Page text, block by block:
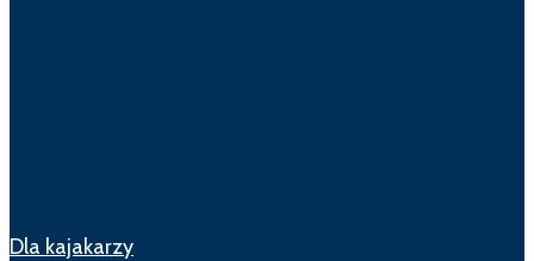
Dla kajakarzy